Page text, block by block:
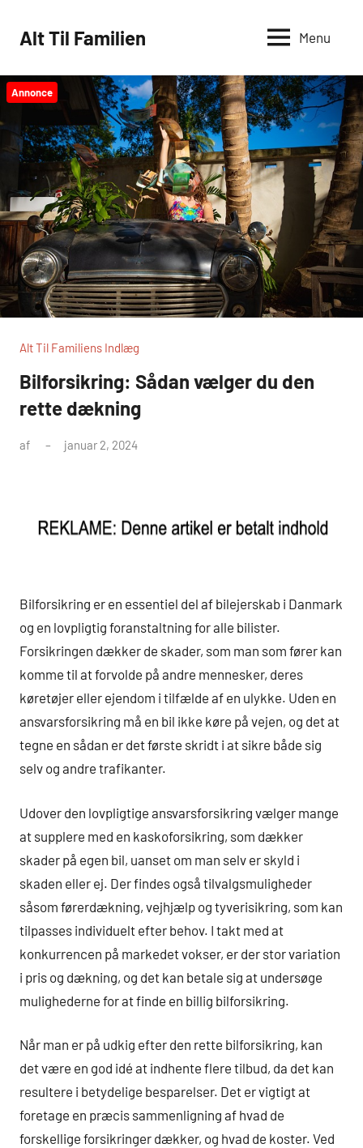
Alt Til Familien Menu
Annonce
Alt Til Familiens Indlæg
Bilforsikring: Sådan vælger du den
rette dækning
af januar 2, 2024
Bilforsikring er en essentiel del af bilejerskab i Danmark
og en lovpligtig foranstaltning for alle bilister.
Forsikringen dækker de skader, som man som fører kan
komme til at forvolde på andre mennesker, deres
køretøjer eller ejendom i tilfælde af en ulykke. Uden en
ansvarsforsikring må en bil ikke køre på vejen, og det at
tegne en sådan er det første skridt i at sikre både sig
selv og andre trafikanter.
Udover den lovpligtige ansvarsforsikring vælger mange
at supplere med en kaskoforsikring, som dækker
skader på egen bil, uanset om man selv er skyld i
skaden eller ej. Der findes også tilvalgsmuligheder
såsom førerdækning, vejhjælp og tyverisikring, som kan
tilpasses individuelt efter behov. I takt med at
konkurrencen på markedet vokser, er der stor variation
i pris og dækning, og det kan betale sig at undersøge
mulighederne for at finde en billig bilforsikring.
Når man er på udkig efter den rette bilforsikring, kan
det være en god idé at indhente flere tilbud, da det kan
resultere i betydelige besparelser. Det er vigtigt at
foretage en præcis sammenligning af hvad de
forskellige forsikringer dækker, og hvad de koster. Ved